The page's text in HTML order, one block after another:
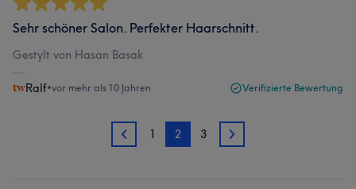
Sehr schöner Salon. Perfekter Haarschnitt.
Gestylt von Hasan Basak
Ralf•vor mehr als 10 Jahren Verifizierte Bewertung
1 1 2 3 3